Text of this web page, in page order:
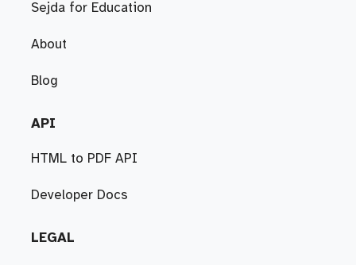
Sejda for Education
About
Blog
API
HTML to PDF API
Developer Docs
LEGAL